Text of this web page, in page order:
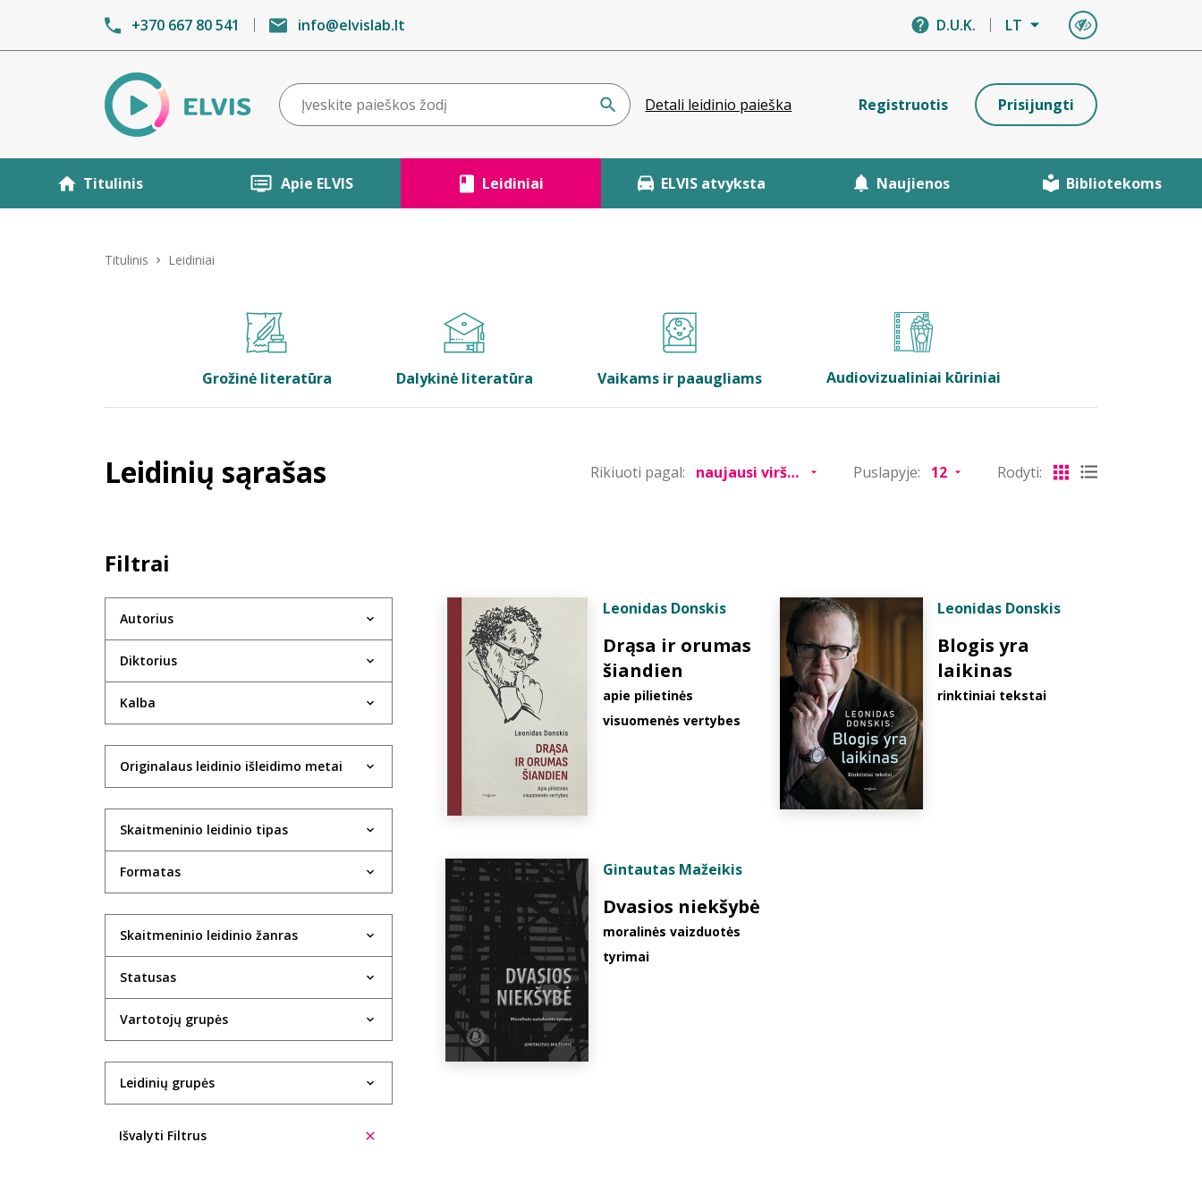
+370 667 80 541 info@elvislab.lt D.U.K. LT
Detali leidinio paieška Registruotis Prisijungti
Titulinis Apie ELVIS Leidiniai ELVIS atvyksta Naujienos Bibliotekoms
Titulinis Leidiniai
Grožinė literatūra Dalykinė literatūra Vaikams ir paaugliams Audiovizualiniai kūriniai
Leidinių sąrašas Rikiuoti pagal: Puslapyje: Rodyti:
Filtrai
Autorius
Diktorius
Kalba
Originalaus leidinio išleidimo metai
Skaitmeninio leidinio tipas
Formatas
Skaitmeninio leidinio žanras
Statusas
Vartotojų grupės
Leidinių grupės
Išvalyti Filtrus
Leonidas Donskis
Drąsa ir orumas
šiandien
apie pilietinės
visuomenės vertybes
Leonidas Donskis
Blogis yra
laikinas
rinktiniai tekstai
Gintautas Mažeikis
Dvasios niekšybė
moralinės vaizduotės
tyrimai